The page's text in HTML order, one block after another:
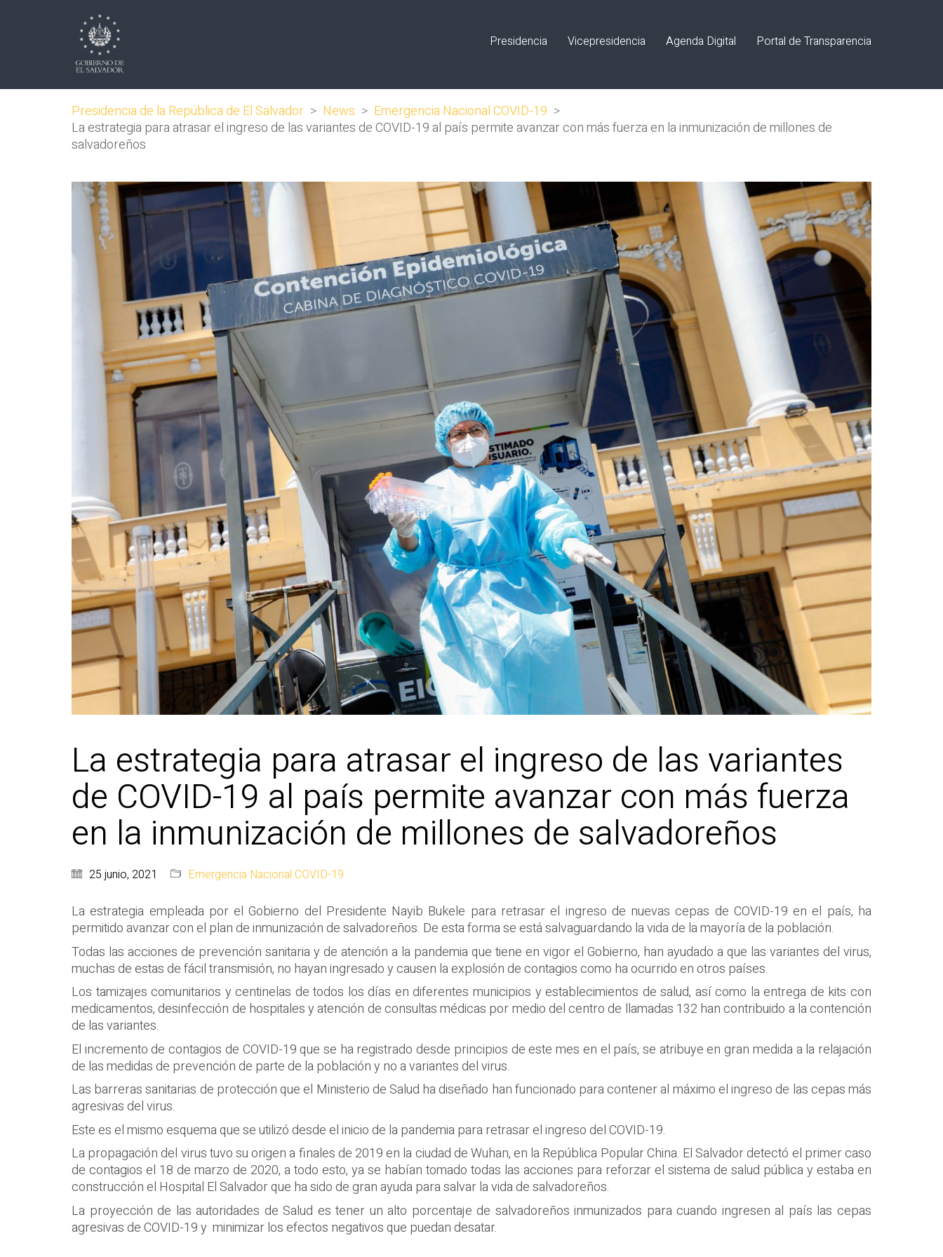
Presidencia Vicepresidencia Agenda Digital Portal de Transparencia
Presidencia de la República de El Salvador > News > Emergencia Nacional COVID-19 >
La estrategia para atrasar el ingreso de las variantes de COVID-19 al país permite avanzar con más fuerza en la inmunización de millones de
salvadoreños
La estrategia para atrasar el ingreso de las variantes
de COVID-19 al país permite avanzar con más fuerza
en la inmunización de millones de salvadoreños
25 junio, 2021 Emergencia Nacional COVID-19
La estrategia empleada por el Gobierno del Presidente Nayib Bukele para retrasar el ingreso de nuevas cepas de COVID-19 en el país, ha
permitido avanzar con el plan de inmunización de salvadoreños. De esta forma se está salvaguardando la vida de la mayoría de la población.
Todas las acciones de prevención sanitaria y de atención a la pandemia que tiene en vigor el Gobierno, han ayudado a que las variantes del virus,
muchas de estas de fácil transmisión, no hayan ingresado y causen la explosión de contagios como ha ocurrido en otros países.
Los tamizajes comunitarios y centinelas de todos los días en diferentes municipios y establecimientos de salud, así como la entrega de kits con
medicamentos, desinfección de hospitales y atención de consultas médicas por medio del centro de llamadas 132 han contribuido a la contención
de las variantes.
El incremento de contagios de COVID-19 que se ha registrado desde principios de este mes en el país, se atribuye en gran medida a la relajación
de las medidas de prevención de parte de la población y no a variantes del virus.
Las barreras sanitarias de protección que el Ministerio de Salud ha diseñado han funcionado para contener al máximo el ingreso de las cepas más
agresivas del virus.
Este es el mismo esquema que se utilizó desde el inicio de la pandemia para retrasar el ingreso del COVID-19.
La propagación del virus tuvo su origen a finales de 2019 en la ciudad de Wuhan, en la República Popular China. El Salvador detectó el primer caso
de contagios el 18 de marzo de 2020, a todo esto, ya se habían tomado todas las acciones para reforzar el sistema de salud pública y estaba en
construcción el Hospital El Salvador que ha sido de gran ayuda para salvar la vida de salvadoreños.
La proyección de las autoridades de Salud es tener un alto porcentaje de salvadoreños inmunizados para cuando ingresen al país las cepas
agresivas de COVID-19 y minimizar los efectos negativos que puedan desatar.